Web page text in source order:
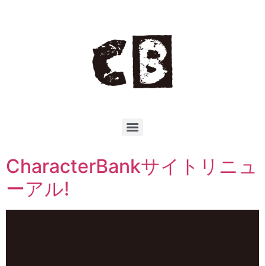
CharacterBankサイトリニュ
ーアル!